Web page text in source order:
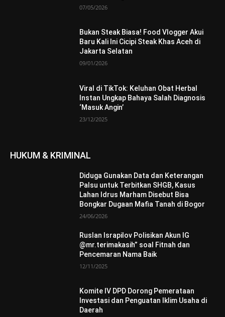
07/05/2026
Bukan Steak Biasa! Food Vlogger Akui
Baru Kali Ini Cicipi Steak Khas Aceh di
Jakarta Selatan
09/01/2026
Viral di TikTok: Keluhan Obat Herbal
Instan Ungkap Bahaya Salah Diagnosis
‘Masuk Angin’
23/12/2025
HUKUM & KRIMINAL
Diduga Gunakan Data dan Keterangan
Palsu untuk Terbitkan SHGB, Kasus
Lahan Idrus Marham Disebut Bisa
Bongkar Dugaan Mafia Tanah di Bogor
24/06/2026
Ruslan Israpilov Polisikan Akun IG
@mr.terimakasih” soal Fitnah dan
Pencemaran Nama Baik
12/11/2025
Komite IV DPD Dorong Pemerataan
Investasi dan Penguatan Iklim Usaha di
Daerah